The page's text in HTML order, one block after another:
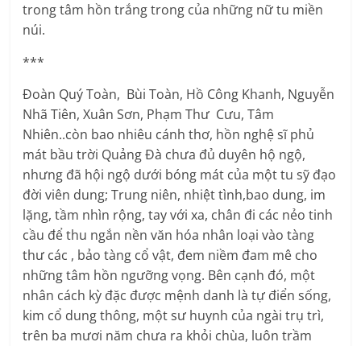
trong tâm hồn trắng trong của những nữ tu miền
núi.
***
Đoàn Quý Toàn, Bùi Toàn, Hồ Công Khanh, Nguyễn
Nhã Tiên, Xuân Sơn, Phạm Thư Cưu, Tâm
Nhiên..còn bao nhiêu cánh thơ, hồn nghệ sĩ phủ
mát bầu trời Quảng Đà chưa đủ duyên hộ ngộ,
nhưng đã hội ngộ dưới bóng mát của một tu sỹ đạo
đời viên dung; Trung niên, nhiệt tình,bao dung, im
lặng, tầm nhìn rộng, tay với xa, chân đi các nẻo tinh
cầu để thu ngắn nền văn hóa nhân loại vào tàng
thư các , bảo tàng cổ vật, đem niềm đam mê cho
những tâm hồn ngưỡng vọng. Bên cạnh đó, một
nhân cách kỳ đặc được mệnh danh là tự điển sống,
kim cổ dung thông, một sư huynh của ngài trụ trì,
trên ba mươi năm chưa ra khỏi chùa, luôn trầm